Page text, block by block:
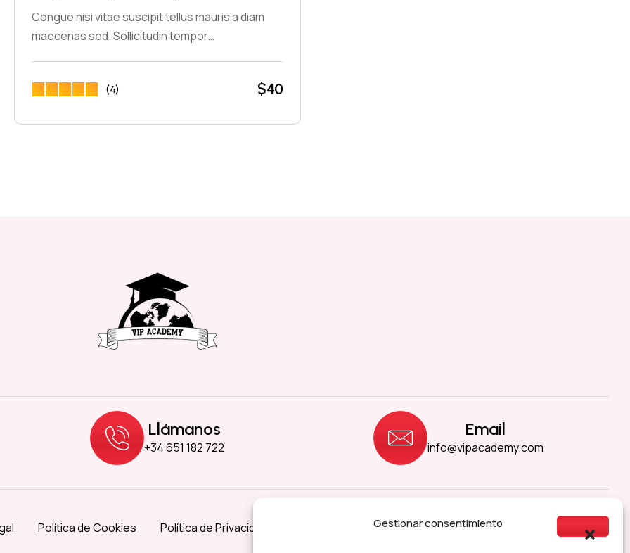
Gestionar consentimiento
Congue nisi vitae suscipit tellus mauris a diam
maecenas sed. Sollicitudin tempor…
(4) $40
Llámanos
+34 651 182 722
Email
info@vipacademy.com
Política de Cookies Política de Privacidad